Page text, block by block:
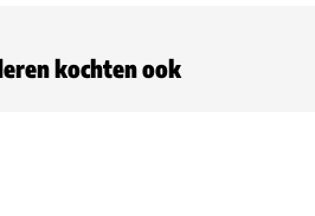
kochten ook